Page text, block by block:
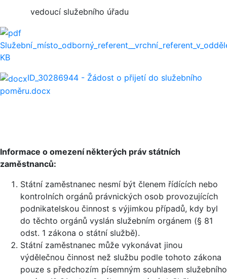
vedoucí služebního úřadu
KB
ID_30286944 - Žádost o přijetí do služebního
poměru.docx
Informace o omezení některých práv státních
zaměstnanců:
Státní zaměstnanec nesmí být členem řídících nebo
kontrolních orgánů právnických osob provozujících
podnikatelskou činnost s výjimkou případů, kdy byl
do těchto orgánů vyslán služebním orgánem (§ 81
odst. 1 zákona o státní službě).
Státní zaměstnanec může vykonávat jinou
výdělečnou činnost než službu podle tohoto zákona
pouze s předchozím písemným souhlasem služebního